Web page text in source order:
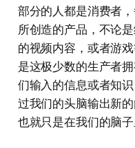
部分的人都是消费者
所创造的产品，不论
的视频内容，或者游
是这极少数的生产者
们输入的信息或者知
过我们的头脑输出新
也就只是在我们的脑